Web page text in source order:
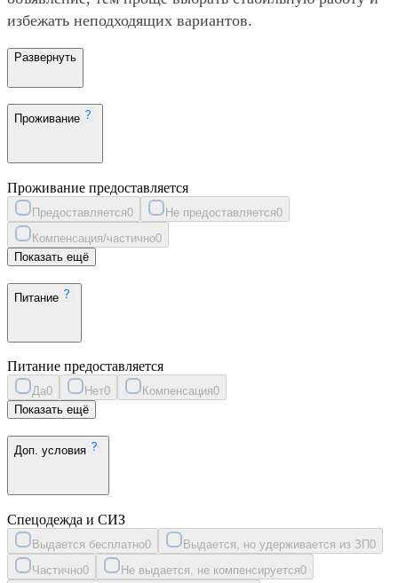
избежать неподходящих вариантов.
Развернуть
Проживание
Проживание предоставляется
Предоставляется0 Не предоставляется0
Компенсация/частично0
Показать ещё
Питание
Питание предоставляется
Да0 Нет0 Компенсация0
Показать ещё
Доп. условия
Спецодежда и СИЗ
Выдается бесплатно0 Выдается, но удерживается из ЗП0
Частично0 Не выдается, не компенсируется0